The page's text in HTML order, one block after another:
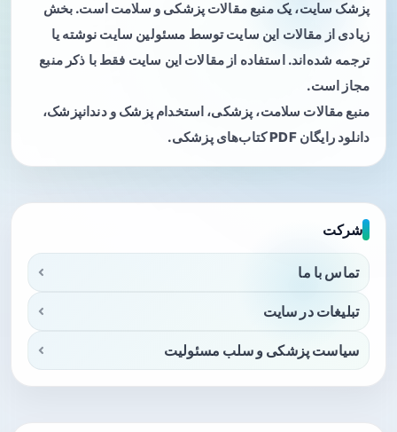
پزشک سایت، یک منبع مقالات پزشکی و سلامت است. بخش
زیادی از مقالات این سایت توسط مسئولین سایت نوشته یا
ترجمه شده‌اند. استفاده از مقالات این سایت فقط با ذکر منبع
مجاز است.
منبع مقالات سلامت، پزشکی، استخدام پزشک و دندانپزشک،
دانلود رایگان PDF کتاب‌های پزشکی.
شرکت
تماس با ما
تبلیغات در سایت
سیاست پزشکی و سلب مسئولیت